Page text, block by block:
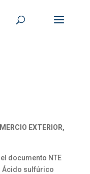
EXTERIOR,
documento NTE
Ácido sulfúrico